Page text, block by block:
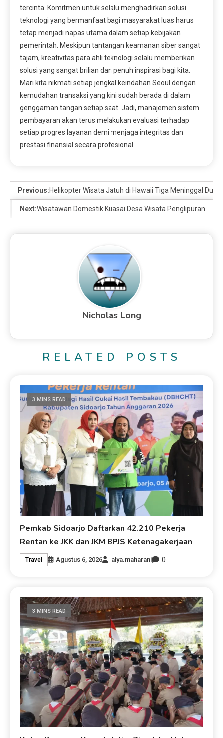
tercinta. Komitmen untuk selalu menghadirkan solusi
teknologi yang bermanfaat bagi masyarakat luas harus
tetap menjadi napas utama dalam setiap kebijakan
pemerintah. Meskipun tantangan keamanan siber sangat
tajam, kreativitas para ahli teknologi selalu memberikan
solusi yang sangat brilian dan penuh inspirasi bagi kita.
Mari kita nikmati setiap jengkal keindahan Seoul dengan
kemudahan transaksi yang kini sudah berada di dalam
genggaman tangan setiap saat. Jadi, manajemen sistem
pembayaran akan terus melakukan evaluasi terhadap
setiap progres layanan demi menjaga integritas dan
prestasi finansial secara profesional.
Previous:Helikopter Wisata Jatuh di Hawaii Tiga Meninggal Dunia
Next:Wisatawan Domestik Kuasai Desa Wisata Penglipuran
Nicholas Long
RELATED POSTS
3 MINS READ
Pemkab Sidoarjo Daftarkan 42.210 Pekerja
Rentan ke JKK dan JKM BPJS Ketenagakerjaan
Travel Agustus 6, 2026 alya.maharani 0
3 MINS READ